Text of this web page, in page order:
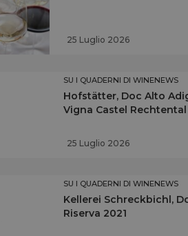
25 Luglio 2026
SU I QUADERNI DI WINENEWS
Hofstätter, Doc Alto
Vigna Castel
25 Luglio 2026
SU I QUADERNI DI WINENEWS
Kellerei Schreckbichl,
Riserva 2021